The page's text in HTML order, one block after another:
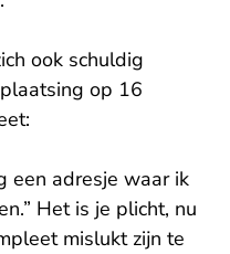
ook schuldig
op 16
een adresje waar ik
Het is je plicht, nu
mislukt zijn te